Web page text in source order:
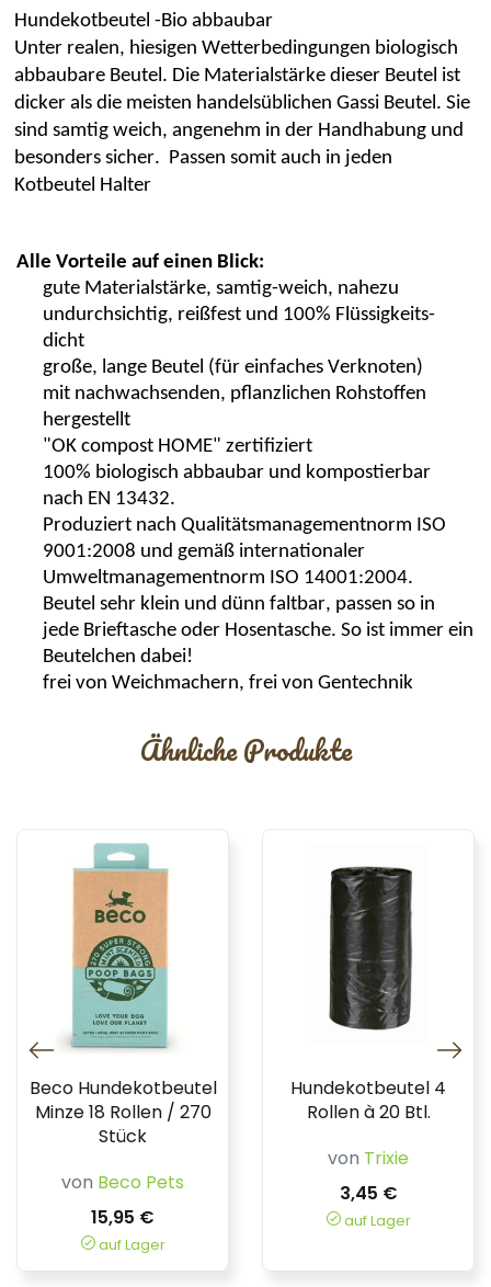
Hundekotbeutel -Bio abbaubar
Unter realen, hiesigen Wetterbedingungen biologisch
abbaubare Beutel. Die Materialstärke dieser Beutel ist
dicker als die meisten handelsüblichen Gassi Beutel. Sie
sind samtig weich, angenehm in der Handhabung und
besonders sicher. Passen somit auch in jeden
Kotbeutel Halter
Alle Vorteile auf einen Blick:
gute Materialstärke, samtig-weich, nahezu
undurchsichtig, reißfest und 100% Flüssigkeits-
dicht
große, lange Beutel (für einfaches Verknoten)
mit nachwachsenden, pflanzlichen Rohstoffen
hergestellt
"OK compost HOME" zertifiziert
100% biologisch abbaubar und kompostierbar
nach EN 13432.
Produziert nach Qualitätsmanagementnorm ISO
9001:2008 und gemäß internationaler
Umweltmanagementnorm ISO 14001:2004.
Beutel sehr klein und dünn faltbar, passen so in
jede Brieftasche oder Hosentasche. So ist immer ein
Beutelchen dabei!
frei von Weichmachern, frei von Gentechnik
Ähnliche Produkte
Beco Hundekotbeutel
Minze 18 Rollen / 270
Stück
von Beco Pets
15,95 €
auf Lager
Hundekotbeutel 4
Rollen à 20 Btl.
von Trixie
3,45 €
auf Lager